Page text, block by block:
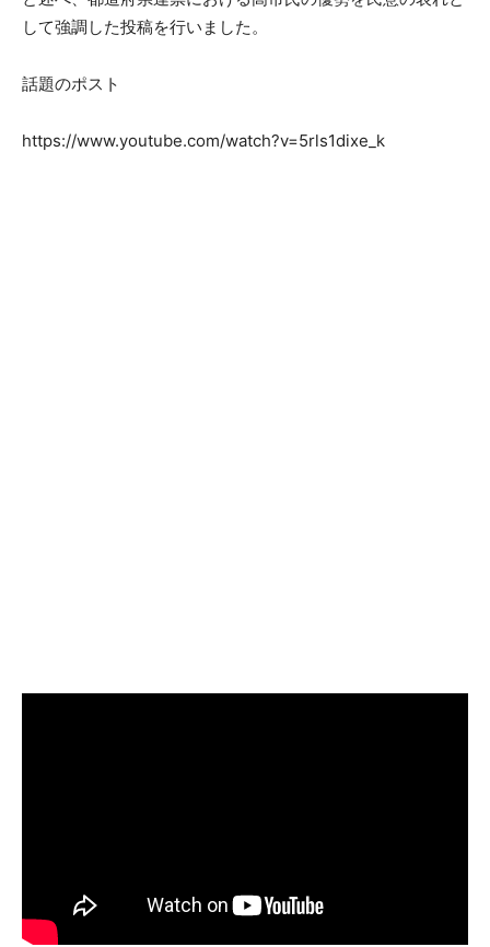
して強調した投稿を行いました。
話題のポスト
https://www.youtube.com/watch?v=5rls1dixe_k